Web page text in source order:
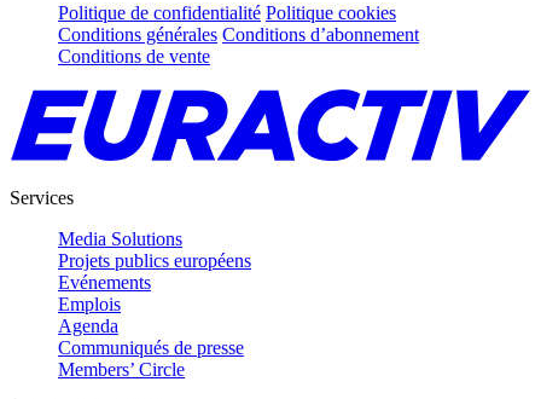
Politique de confidentialité Politique cookies
Conditions générales Conditions d’abonnement
Conditions de vente
Services
Media Solutions
Projets publics européens
Evénements
Emplois
Agenda
Communiqués de presse
Members’ Circle